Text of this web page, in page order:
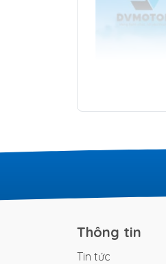
Thông tin
Tin tức